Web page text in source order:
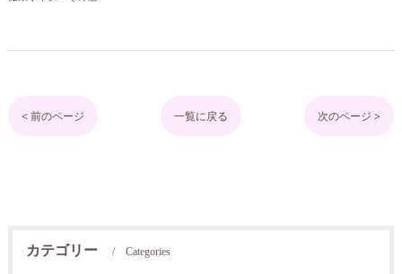
< 前のページ 一覧に戻る 次のページ >
カテゴリー Categories